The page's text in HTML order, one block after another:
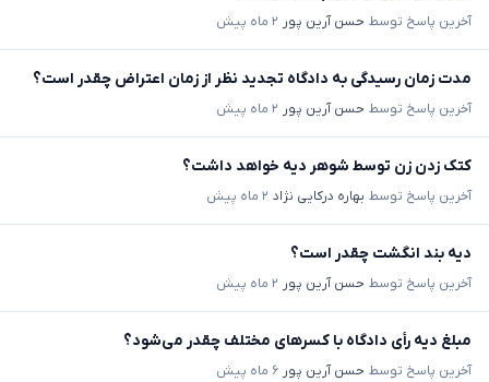
آخرین پاسخ توسط حسن آرین پور ۲ ماه پیش
مدت زمان رسیدگی به دادگاه تجدید نظر از زمان اعتراض چقدر است؟
آخرین پاسخ توسط حسن آرین پور ۲ ماه پیش
کتک زدن زن توسط شوهر دیه خواهد داشت؟
آخرین پاسخ توسط بهاره درکایی نژاد ۲ ماه پیش
دیه بند انگشت چقدر است؟
آخرین پاسخ توسط حسن آرین پور ۲ ماه پیش
مبلغ دیه رأی دادگاه با کسرهای مختلف چقدر می‌شود؟
آخرین پاسخ توسط حسن آرین پور ۶ ماه پیش